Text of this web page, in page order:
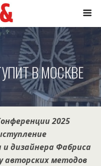
В МОСКВЕ
2025
дизайнера Фабриса
авторских методов